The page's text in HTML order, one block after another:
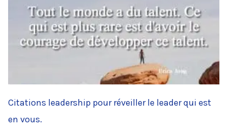
Citations leadership pour réveiller le leader qui est
en vous.